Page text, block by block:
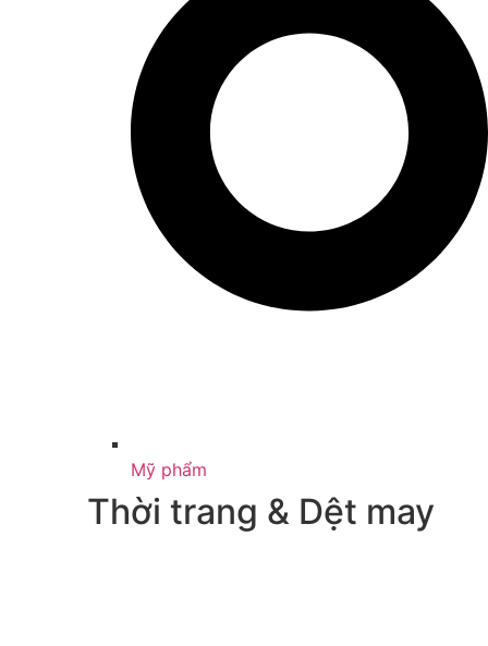
Mỹ phẩm
Thời trang & Dệt may